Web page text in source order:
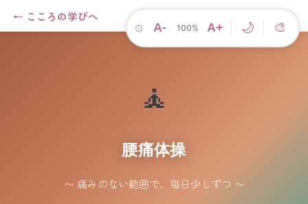
← こころの学びへ 🌸 こころのアプリ 体力作り →
🧘
腰痛体操
〜 痛みのない範囲で、毎日少しずつ 〜
⚙ A- 100% A+ 🌙 🎨